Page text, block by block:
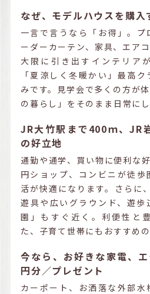
なぜ、モデルハウスを購入
一言で言うなら「お得」。プ
ーダーカーテン、家具、エア
大限に引き出すインテリア
「夏涼しく冬暖かい」最高
みです。見学会で多くの方が
の暮らし」をそのまま日常に
JR大竹駅まで400ｍ、JR
の好立地
通勤や通学、買い物に便利な
円ショップ、コンビニが徒歩
活が快適になります。さらに
遊具や広いグラウンド、遊歩
園」もすぐ近く。利便性と
た、子育て世帯にもおすすめの
今なら、お好きな家電、
円分／プレゼント
カーポート、お洒落な外部